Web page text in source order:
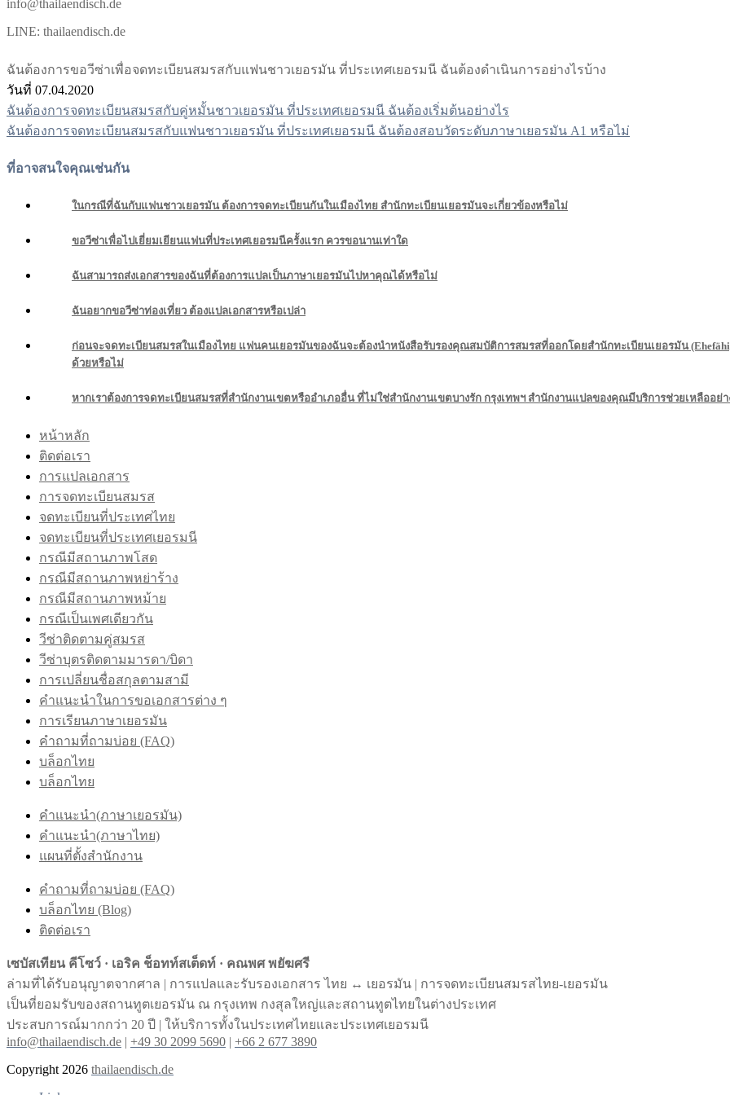
info@thailaendisch.de
LINE: thailaendisch.de
ฉันต้องการขอวีซ่าเพื่อจดทะเบียนสมรสกับแฟนชาวเยอรมัน ที่ประเทศเยอรมนี ฉันต้องดำเนินการอย่างไรบ้าง
วันที่ 07.04.2020
แนะแนว
ฉันต้องการจดทะเบียนสมรสกับคู่หมั้นชาวเยอรมัน ที่ประเทศเยอรมนี ฉันต้องเริ่มต้นอย่างไร
ฉันต้องการจดทะเบียนสมรสกับแฟนชาวเยอรมัน ที่ประเทศเยอรมนี ฉันต้องสอบวัดระดับภาษาเยอรมัน A1 หรือไม่
ที่อาจสนใจคุณเช่นกัน
ในกรณีที่ฉันกับแฟนชาวเยอรมัน ต้องการจดทะเบียนกันในเมืองไทย สำนักทะเบียนเยอรมันจะเกี่ยวข้องหรือไม่
ขอวีซ่าเพื่อไปเยี่ยมเยียนแฟนที่ประเทศเยอรมนีครั้งแรก ควรขอนานเท่าใด
ฉันสามารถส่งเอกสารของฉันที่ต้องการแปลเป็นภาษาเยอรมันไปหาคุณได้หรือไม่
ฉันอยากขอวีซ่าท่องเที่ยว ต้องแปลเอกสารหรือเปล่า
ก่อนจะจดทะเบียนสมรสในเมืองไทย แฟนคนเยอรมันของฉันจะต้องนำหนังสือรับรองคุณสมบัติการสมรสที่ออกโดยสำนักทะเบียนเยอรมัน
ด้วยหรือไม่
หากเราต้องการจดทะเบียนสมรสที่สำนักงานเขตหรืออำเภออื่น ที่ไม่ใช่สำนักงานเขตบางรัก กรุงเทพฯ สำนักงานแปลของคุณมีบริการช่วยเหลืออย่า
หน้าหลัก
ติดต่อเรา
การแปลเอกสาร
การจดทะเบียนสมรส
จดทะเบียนที่ประเทศไทย
จดทะเบียนที่ประเทศเยอรมนี
กรณีมีสถานภาพโสด
กรณีมีสถานภาพหย่าร้าง
กรณีมีสถานภาพหม้าย
กรณีเป็นเพศเดียวกัน
วีซ่าติดตามคู่สมรส
วีซ่าบุตรติดตามมารดา/บิดา
การเปลี่ยนชื่อสกุลตามสามี
คำแนะนำในการขอเอกสารต่าง ๆ
การเรียนภาษาเยอรมัน
คำถามที่ถามบ่อย (FAQ)
บล็อกไทย
บล็อกไทย
คำแนะนำ(ภาษาเยอรมัน)
คำแนะนำ(ภาษาไทย)
แผนที่ตั้งสำนักงาน
คำถามที่ถามบ่อย (FAQ)
บล็อกไทย (Blog)
ติดต่อเรา
เซบัสเทียน คีโซว์ · เอริค ช็อทท์สเต็ดท์ · คณพศ พยัฆศรี
ล่ามที่ได้รับอนุญาตจากศาล | การแปลและรับรองเอกสาร ไทย ↔︎ เยอรมัน | การจดทะเบียนสมรสไทย-เยอรมัน
เป็นที่ยอมรับของสถานทูตเยอรมัน ณ กรุงเทพ กงสุลใหญ่และสถานทูตไทยในต่างประเทศ
ประสบการณ์มากกว่า 20 ปี | ให้บริการทั้งในประเทศไทยและประเทศเยอรมนี
info@thailaendisch.de | +49 30 2099 5690 | +66 2 677 3890
Copyright 2026 thailaendisch.de